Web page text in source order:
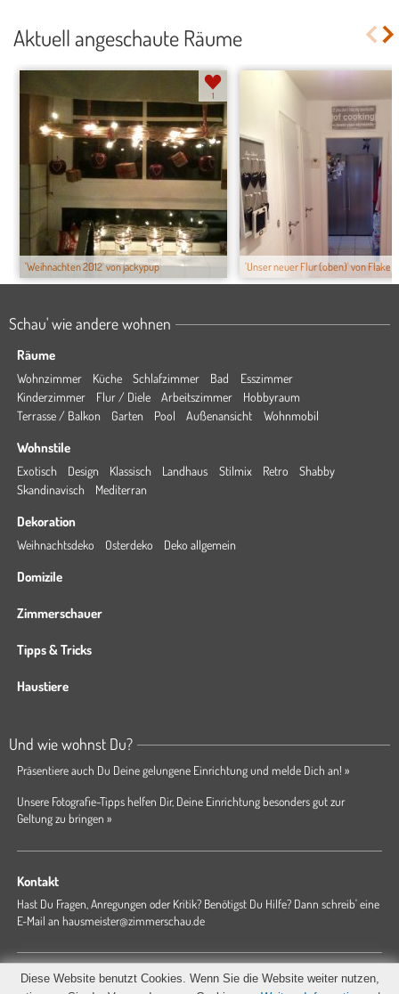
Aktuell angeschaute Räume
'Weihnachten 2012' von jackypup
1
'Unser neuer Flur (oben)' von Flake
Schau' wie andere wohnen
Räume
Wohnzimmer Küche Schlafzimmer Bad
Esszimmer
Kinderzimmer
Flur / Diele Arbeitszimmer
Hobbyraum
Terrasse / Balkon
Garten Pool Außenansicht Wohnmobil
Wohnstile
Exotisch Design Klassisch Landhaus Stilmix Retro
Shabby
Skandinavisch
Mediterran
Dekoration
Weihnachtsdeko Osterdeko Deko allgemein
Domizile
Zimmerschauer
Tipps & Tricks
Haustiere
Und wie wohnst Du?
Präsentiere auch Du Deine gelungene Einrichtung und melde Dich an! »
Unsere Fotografie-Tipps helfen Dir, Deine Einrichtung besonders gut zur
Geltung zu bringen »
Kontakt
Hast Du Fragen, Anregungen oder Kritik? Benötigst Du Hilfe? Dann schreib' eine
E-Mail an hausmeister@zimmerschau.de
Forum Magazin AGB Presse Datenschutz
Impressum
Diese Website benutzt Cookies. Wenn Sie die Website weiter nutzen,